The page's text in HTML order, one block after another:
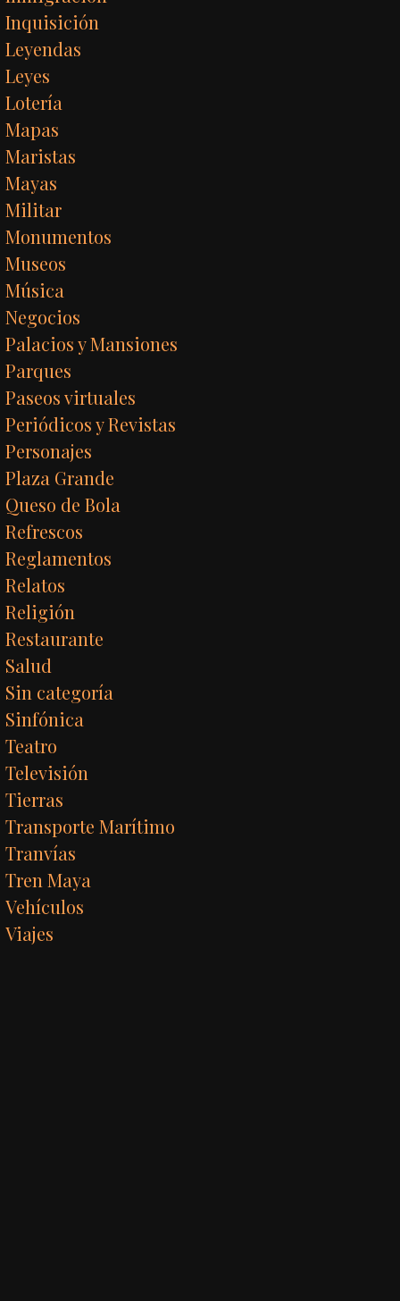
Inquisición
Leyendas
Leyes
Lotería
Mapas
Maristas
Mayas
Militar
Monumentos
Museos
Música
Negocios
Palacios y Mansiones
Parques
Paseos virtuales
Periódicos y Revistas
Personajes
Plaza Grande
Queso de Bola
Refrescos
Reglamentos
Relatos
Religión
Restaurante
Salud
Sin categoría
Sinfónica
Teatro
Televisión
Tierras
Transporte Marítimo
Tranvías
Tren Maya
Vehículos
Viajes